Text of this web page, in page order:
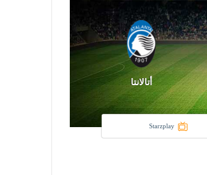
أتالانتا
Starzplay